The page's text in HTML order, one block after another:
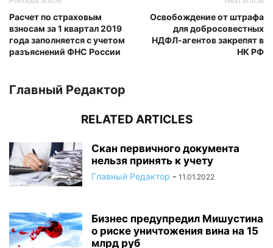
Расчет по страховым
взносам за 1 квартал 2019
года заполняется с учетом
разъяснений ФНС России
Освобождение от штрафа
для добросовестных
НДФЛ-агентов закрепят в
НК РФ
Главный Редактор
RELATED ARTICLES
Скан первичного документа
нельзя принять к учету
Главный Редактор - 11.01.2022
Бизнес предупредил Мишустина
о риске уничтожения вина на 15
млрд руб